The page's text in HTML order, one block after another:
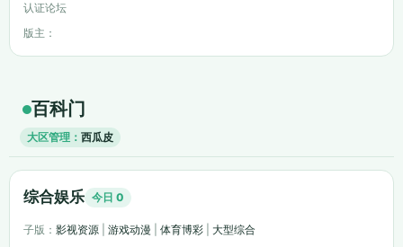
认证论坛
版主：
百科门
大区管理： 西瓜皮
综合娱乐 今日 0
子版： 影视资源 游戏动漫 体育博彩
大型综合